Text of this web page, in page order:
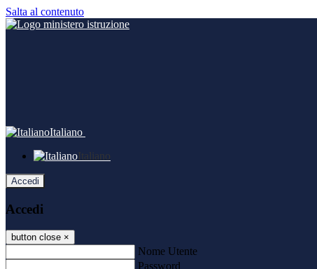
Salta al contenuto
Italiano
Italiano
Accedi
Accedi
button close ×
Nome Utente
Password